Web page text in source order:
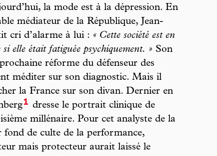
la mode est à la dépression. En
médiateur de la République, Jean-
cri d’alarme à lui : « Cette société est en
elle était fatiguée psychiquement. » Son
réforme du défenseur des
méditer sur son diagnostic. Mais il
la France sur son divan. Dernier en
1 dresse le portrait clinique de
millénaire. Pour cet analyste de la
fond de culte de la performance,
mais protecteur aurait laissé le